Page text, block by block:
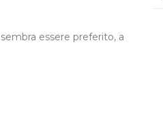
essere preferito, a